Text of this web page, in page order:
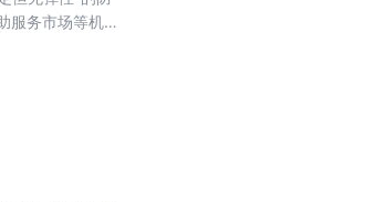
服务市场等机制